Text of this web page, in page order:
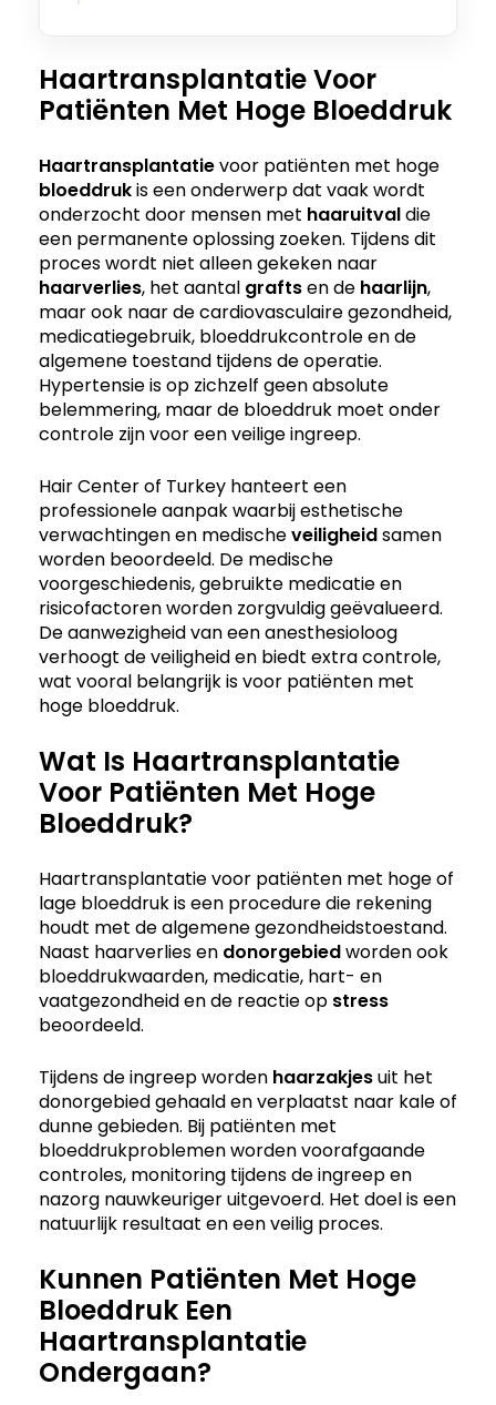
Haartransplantatie Voor
Patiënten Met Hoge Bloeddruk
Haartransplantatievoor patiënten met hoge
bloeddrukis een onderwerp dat vaak wordt
onderzocht door mensen met haaruitvaldie
een permanente oplossing zoeken. Tijdens dit
proces wordt niet alleen gekeken naar
haarverlies, het aantal graftsen de haarlijn,
maar ook naar de cardiovasculaire gezondheid,
medicatiegebruik, bloeddrukcontrole en de
algemene toestand tijdens de operatie.
Hypertensie is op zichzelf geen absolute
belemmering, maar de bloeddruk moet onder
controle zijn voor een veilige ingreep.
Hair Center of Turkey hanteert een
professionele aanpak waarbij esthetische
verwachtingen en medischeveiligheidsamen
worden beoordeeld. De medische
voorgeschiedenis, gebruikte medicatie en
risicofactoren worden zorgvuldig geëvalueerd.
De aanwezigheid van een anesthesioloog
verhoogt de veiligheid en biedt extra controle,
wat vooral belangrijk is voor patiënten met
hoge bloeddruk.
Wat Is Haartransplantatie
Voor Patiënten Met Hoge
Bloeddruk?
Haartransplantatie voor patiënten met hoge of
lage bloeddruk is een procedure die rekening
houdt met de algemene gezondheidstoestand.
Naast haarverlies en donorgebiedworden ook
bloeddrukwaarden, medicatie, hart- en
vaatgezondheid en de reactie op stress
beoordeeld.
Tijdens de ingreep worden haarzakjesuit het
donorgebied gehaald en verplaatst naar kale of
dunne gebieden. Bij patiënten met
bloeddrukproblemen worden voorafgaande
controles, monitoring tijdens de ingreep en
nazorg nauwkeuriger uitgevoerd. Het doel is een
natuurlijk resultaat en een veilig proces.
Kunnen Patiënten Met Hoge
Bloeddruk Een
Haartransplantatie
Ondergaan?